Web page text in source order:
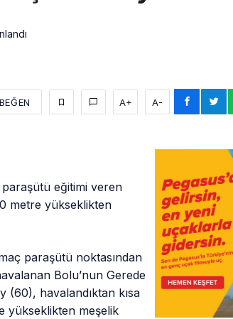
BEĞEN A+ A-
paraşütü eğitimi veren
metre yükseklikten
paraşütü noktasından
Bolu’nun Gerede
(60), havalandıktan kısa
yükseklikten meşelik